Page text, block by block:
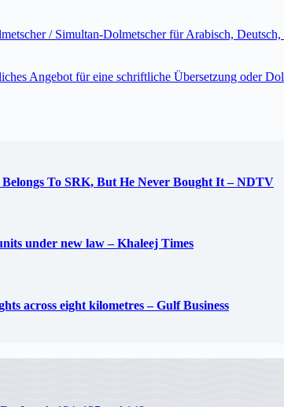
/ Simultan-Dolmetscher für Arabisch,
Angebot für eine schriftliche Übersetzung oder
To SRK, But He Never Bought It – NDTV
under new law – Khaleej Times
across eight kilometres – Gulf Business